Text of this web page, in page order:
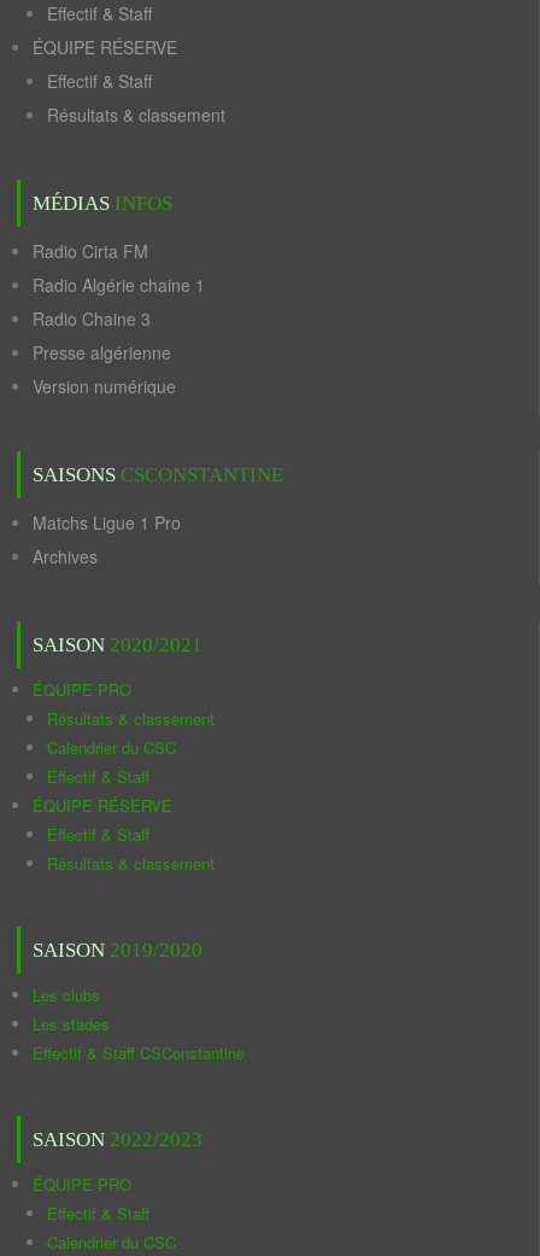
Effectif & Staff
ÉQUIPE RÉSERVE
Effectif & Staff
Résultats & classement
MÉDIAS INFOS
Radio Cirta FM
Radio Algérie chaine 1
Radio Chaine 3
Presse algérienne
Version numérique
SAISONS CSCONSTANTINE
Matchs Ligue 1 Pro
Archives
SAISON 2020/2021
ÉQUIPE PRO
Résultats & classement
Calendrier du CSC
Effectif & Staff
ÉQUIPE RÉSERVE
Effectif & Staff
Résultats & classement
SAISON 2019/2020
Les clubs
Les stades
Effectif & Staff CSConstantine
SAISON 2022/2023
ÉQUIPE PRO
Effectif & Staff
Calendrier du CSC